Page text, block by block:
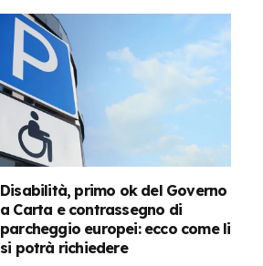
Disabilità, primo ok del Governo
a Carta e contrassegno di
parcheggio europei: ecco come li
si potrà richiedere